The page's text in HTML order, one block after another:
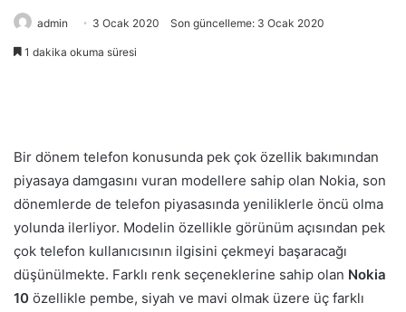
admin 3 Ocak 2020 Son güncelleme: 3 Ocak 2020
1 dakika okuma süresi
Bir dönem telefon konusunda pek çok özellik bakımından
piyasaya damgasını vuran modellere sahip olan Nokia, son
dönemlerde de telefon piyasasında yeniliklerle öncü olma
yolunda ilerliyor. Modelin özellikle görünüm açısından pek
çok telefon kullanıcısının ilgisini çekmeyi başaracağı
düşünülmekte. Farklı renk seçeneklerine sahip olan Nokia
10 özellikle pembe, siyah ve mavi olmak üzere üç farklı